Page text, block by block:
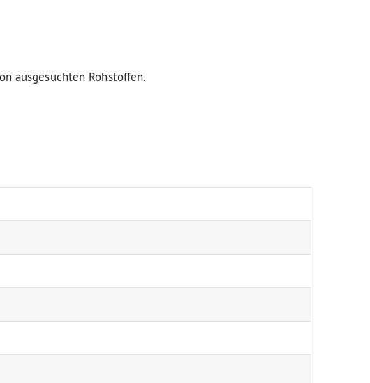
ausgesuchten Rohstoffen.